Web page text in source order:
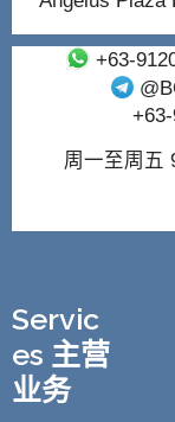
+63-
周一至周五
Servic
es 主营
业务